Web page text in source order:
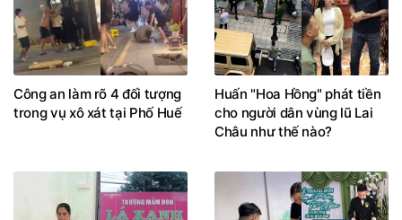
Công an làm rõ 4 đối tượng
trong vụ xô xát tại Phố Huế
Huấn "Hoa Hồng" phát tiền
cho người dân vùng lũ Lai
Châu như thế nào?